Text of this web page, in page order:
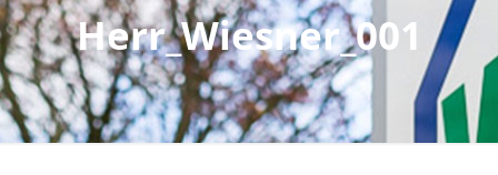
Herr_Wiesner_001